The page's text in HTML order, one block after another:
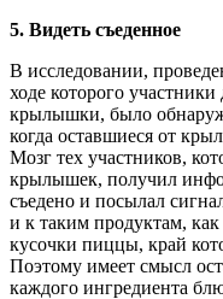
5. Видеть съеденное
В исследовании,
ходе которого
крылышки, было
когда оставшиеся от
Мозг тех участников,
крылышек, получил
съедено и посылал
и к таким продуктам,
кусочки пиццы, край
Поэтому имеет смысл
каждого ингредиента